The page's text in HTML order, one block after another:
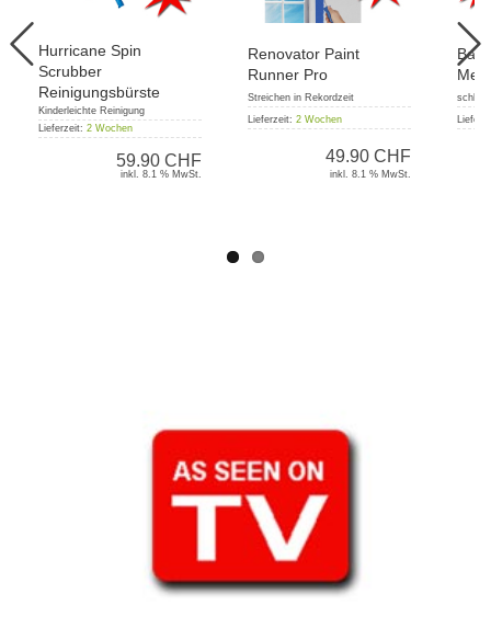
Hurricane Spin
Scrubber
Reinigungsbürste
Kinderleichte Reinigung
Lieferzeit: 2 Wochen
59.90 CHF
inkl. 8.1 % MwSt.
Renovator Paint
Runner Pro
Streichen in Rekordzeit
Lieferzeit: 2 Wochen
49.90 CHF
inkl. 8.1 % MwSt.
schleift